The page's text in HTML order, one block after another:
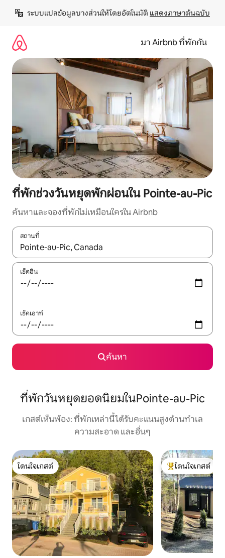
เนื้อหา
ระบบแปลข้อมูลบางส่วนให้โดยอัตโนมัติ แสดงภาษาต้นฉบับ
มา Airbnb ที่พักกัน
ที่พักช่วงวันหยุดพักผ่อนใน Pointe-au-Pic
ค้นหาและจองที่พักไม่เหมือนใครใน Airbnb
สถานที่
ใช้ลูกศรขึ้นลง หรือใช้การสัมผัสหรือปัด เพื่อสำรวจผลการค้นหา
เช็คอิน
เช็คเอาท์
ค้นหา
ที่พักวันหยุดยอดนิยมในPointe-au-Pic
เกสต์เห็นพ้อง: ที่พักเหล่านี้ได้รับคะแนนสูงด้านทำเล
ความสะอาด และอื่นๆ
โดนใจเกสต์
โดนใจเกสต์
โดนใจเกสต์ที่สุด
โดนใจเกสต์